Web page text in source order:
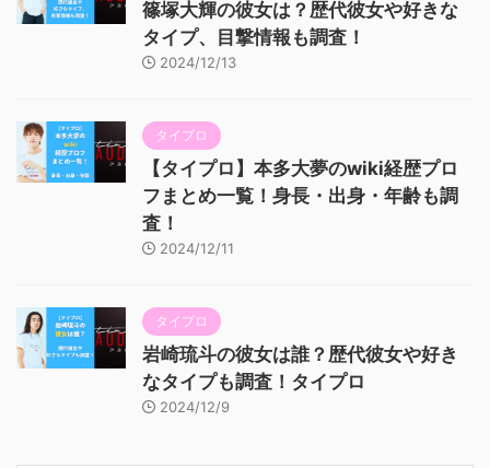
篠塚大輝の彼女は？歴代彼女や好きな
タイプ、目撃情報も調査！
2024/12/13
タイプロ
【タイプロ】本多大夢のwiki経歴プロ
フまとめ一覧！身長・出身・年齢も調
査！
2024/12/11
タイプロ
岩崎琉斗の彼女は誰？歴代彼女や好き
なタイプも調査！タイプロ
2024/12/9